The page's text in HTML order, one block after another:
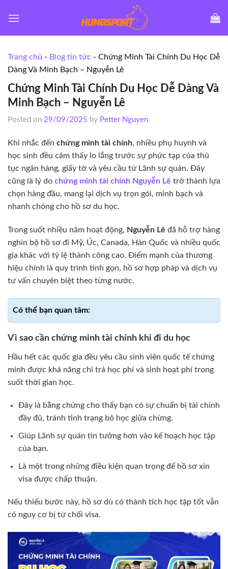
Trang chủ - Blog tin tức - Chứng Minh Tài Chính Du Học Dễ
Dàng Và Minh Bạch – Nguyễn Lê
Chứng Minh Tài Chính Du Học Dễ Dàng Và
Minh Bạch – Nguyễn Lê
Posted on 29/09/2025 by Petter Nguyen
Khi nhắc đến chứng minh tài chính, nhiều phụ huynh và
học sinh đều cảm thấy lo lắng trước sự phức tạp của thủ
tục ngân hàng, giấy tờ và yêu cầu từ Lãnh sự quán. Đây
cũng là lý do chứng minh tài chính Nguyễn Lê trở thành lựa
chọn hàng đầu, mang lại dịch vụ trọn gói, minh bạch và
nhanh chóng cho hồ sơ du học.
Trong suốt nhiều năm hoạt động, Nguyễn Lê đã hỗ trợ hàng
nghìn bộ hồ sơ đi Mỹ, Úc, Canada, Hàn Quốc và nhiều quốc
gia khác với tỷ lệ thành công cao. Điểm mạnh của thương
hiệu chính là quy trình tinh gọn, hồ sơ hợp pháp và dịch vụ
tư vấn chuyên biệt theo từng nước.
Vì sao cần chứng minh tài chính khi đi du học
Hầu hết các quốc gia đều yêu cầu sinh viên quốc tế chứng
minh được khả năng chi trả học phí và sinh hoạt phí trong
suốt thời gian học.
Đây là bằng chứng cho thấy bạn có sự chuẩn bị tài chính
đầy đủ, tránh tình trạng bỏ học giữa chừng.
Giúp Lãnh sự quán tin tưởng hơn vào kế hoạch học tập
của bạn.
Là một trong những điều kiện quan trọng để hồ sơ xin
visa được chấp thuận.
Nếu thiếu bước này, hồ sơ dù có thành tích học tập tốt vẫn
có nguy cơ bị từ chối visa.